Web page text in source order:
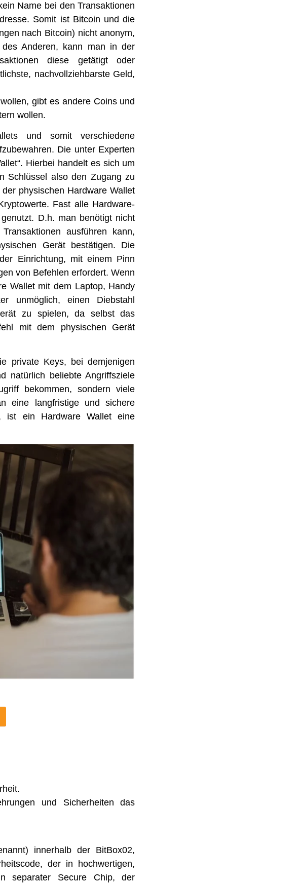
Name bei den Transaktionen
Somit ist Bitcoin und die
nach Bitcoin) nicht anonym,
Anderen, kann man in der
diese getätigt oder
nachvollziehbarste Geld,
gibt es andere Coins und
wollen.
und somit verschiedene
Die unter Experten
Hierbei handelt es sich um
Schlüssel also den Zugang zu
physischen Hardware Wallet
Fast alle Hardware-
D.h. man benötigt nicht
ausführen kann,
Gerät bestätigen. Die
Einrichtung, mit einem Pinn
von Befehlen erfordert. Wenn
Wallet mit dem Laptop, Handy
unmöglich, einen Diebstahl
zu spielen, da selbst das
mit dem physischen Gerät
private Keys, bei demjenigen
natürlich beliebte Angriffsziele
bekommen, sondern viele
eine langfristige und sichere
ist ein Hardware Wallet eine
und Sicherheiten das
innerhalb der BitBox02,
der in hochwertigen,
separater Secure Chip, der